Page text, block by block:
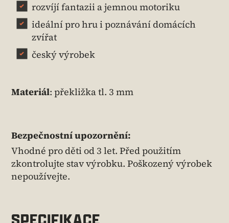
rozvíjí fantazii a jemnou motoriku
ideální pro hru i poznávání domácích
zvířat
český výrobek
Materiál: překližka tl. 3 mm
Bezpečnostní upozornění:
Vhodné pro děti od 3 let. Před použitím
zkontrolujte stav výrobku. Poškozený výrobek
nepoužívejte.